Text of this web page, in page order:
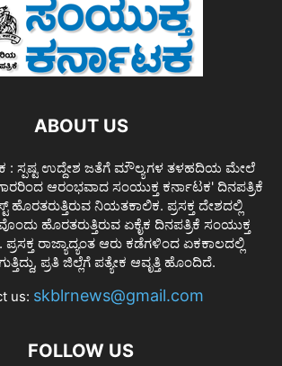
ABOUT US
: ಸ್ಪಷ್ಟ ಉದ್ದೇಶ ಜತೆಗೆ ಮೌಲ್ಯಗಳ ತಳಹದಿಯ ಮೇಲೆ
ಆರಂಭವಾದ ಸಂಯುಕ್ತ ಕರ್ನಾಟಕ' ದಿನಪತ್ರಿಕೆ
ಹೊರತರುತ್ತಿರುವ ನಿಯತಕಾಲಿಕ. ಪ್ರಸಕ್ತ ದೇಶದಲ್ಲಿ
ಹೊರತರುತ್ತಿರುವ ಏಕೈಕ ದಿನಪತ್ರಿಕೆ ಸಂಯುಕ್ತ
ರಾಜ್ಯಾದ್ಯಂತ ಆರು ಕಡೆಗಳಿಂದ ಏಕಕಾಲದಲ್ಲಿ
ಪ್ರತಿ ಜಿಲ್ಲೆಗೆ ಪತ್ಯೇಕ ಆವೃತ್ತಿ ಹೊಂದಿದೆ.
us: skblrnews@gmail.com
FOLLOW US